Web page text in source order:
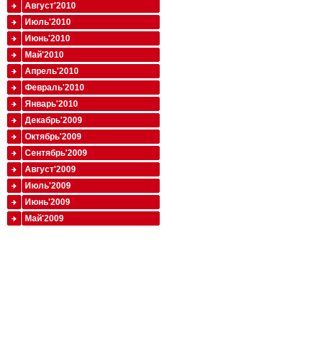
Август'2010
Июль'2010
Июнь'2010
Май'2010
Апрель'2010
Февраль'2010
Январь'2010
Декабрь'2009
Октябрь'2009
Сентябрь'2009
Август'2009
Июль'2009
Июнь'2009
Май'2009